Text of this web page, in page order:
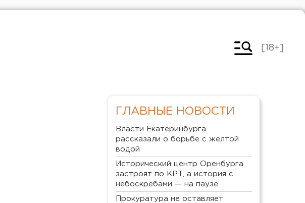
[18+]
ГЛАВНЫЕ НОВОСТИ
Власти Екатеринбурга
рассказали о борьбе с желтой
водой
Исторический центр Оренбурга
застроят по КРТ, а история с
небоскребами — на паузе
Прокуратура не оставляет